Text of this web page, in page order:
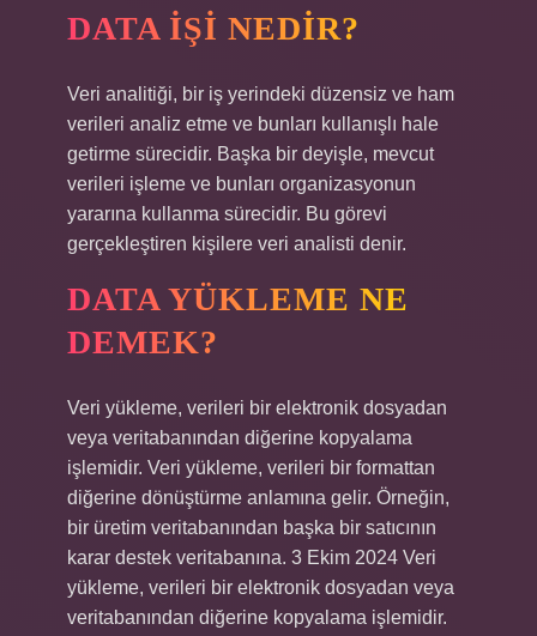
DATA IŞI NEDIR?
Veri analitiği, bir iş yerindeki düzensiz ve ham
verileri analiz etme ve bunları kullanışlı hale
getirme sürecidir. Başka bir deyişle, mevcut
verileri işleme ve bunları organizasyonun
yararına kullanma sürecidir. Bu görevi
gerçekleştiren kişilere veri analisti denir.
DATA YÜKLEME NE
DEMEK?
Veri yükleme, verileri bir elektronik dosyadan
veya veritabanından diğerine kopyalama
işlemidir. Veri yükleme, verileri bir formattan
diğerine dönüştürme anlamına gelir. Örneğin,
bir üretim veritabanından başka bir satıcının
karar destek veritabanına. 3 Ekim 2024 Veri
yükleme, verileri bir elektronik dosyadan veya
veritabanından diğerine kopyalama işlemidir.